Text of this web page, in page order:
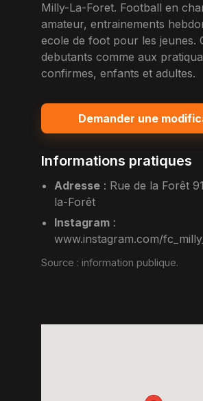
Milly-La-Foret. Football en
amateur, entrainements
ecole de foot pour les jeunes.
debutants comme aux
confirmes, enfants et adultes.
Demander une
Informations pratiques
Adresse : Rue de la Forêt
la-Forêt
Instagram :
www.instagram.com/
Source : information publique.